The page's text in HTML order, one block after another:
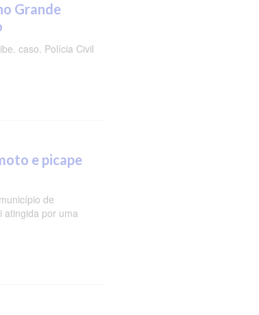
Grande
caso. Polícia Civil
e picape
de
atingida por uma